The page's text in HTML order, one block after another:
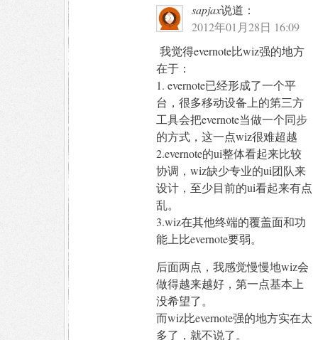
sapjax说道：
2012年01月28日 16:09
我觉得evernote比wiz强的地方
在于：
1. evernote已经形成了一个平
台，很多移动设备上的第三方
工具会把evernote当做一个同步
的方式，这一点wiz很难超越
2.evernote的ui整体看起来比较
协调，wiz缺少专业的ui团队来
设计，至少目前的ui看起来有点
乱。
3.wiz在其他终端的覆盖面和功
能上比evernote要弱。
后面两点，我感觉慢慢地wiz会
做得越来越好，第一点基本上
没希望了。
而wiz比evernote强的地方实在太
多了，就不说了。